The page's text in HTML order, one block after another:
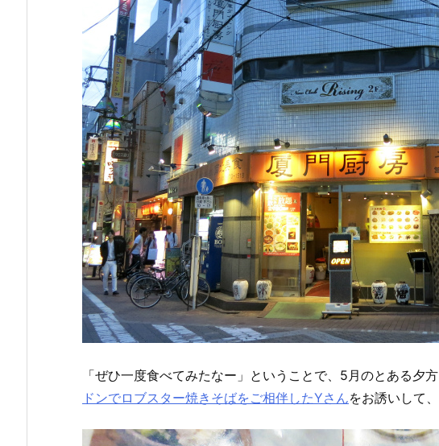
「ぜひ一度食べてみたなー」ということで、5月のとある夕
ドンでロブスター焼きそばをご相伴したYさんをお誘いして